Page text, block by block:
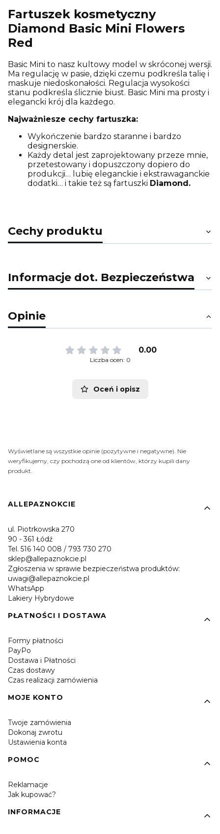
Fartuszek kosmetyczny
Diamond Basic Mini Flowers
Red
Basic Mini to nasz kultowy model w skróconej wersji.
Ma regulację w pasie, dzięki czemu podkreśla talię i
maskuje niedoskonałości. Regulacja wysokości
stanu podkreśla ślicznie biust. Basic Mini ma prosty i
elegancki krój dla każdego.
Najważniesze cechy fartuszka:
Wykończenie bardzo staranne i bardzo
designerskie.
Każdy detal jest zaprojektowany przeze mnie,
przetestowany i dopuszczony dopiero do
produkcji… lubię eleganckie i ekstrawaganckie
dodatki… i takie też są fartuszki Diamond.
Cechy produktu
Informacje dot. Bezpieczeństwa
Opinie
0.00
Liczba ocen: 0
Oceń i opisz
Wyświetlane są wszystkie opinie (pozytywne i negatywne). Nie
weryfikujemy, czy pochodzą one od klientów, którzy kupili dany
produkt.
Linki w stopce
ALLEPAZNOKCIE
ul. Piotrkowska 270
90 - 361 Łódź
Tel. 516 140 008 / 793 730 270
sklep@allepaznokcie.pl
Zgłoszenia w sprawie bezpieczeństwa produktów:
uwagi@allepaznokcie.pl
WhatsApp
Lakiery Hybrydowe
PŁATNOŚCI I DOSTAWA
Formy płatności
PayPo
Dostawa i Płatności
Czas dostawy
Czas realizacji zamówienia
MOJE KONTO
Twoje zamówienia
Dokonaj zwrotu
Ustawienia konta
POMOC
Reklamacje
Jak kupować?
INFORMACJE